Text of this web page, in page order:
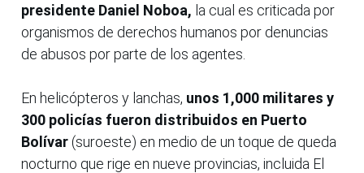
presidente Daniel Noboa, la cual es criticada por
organismos de derechos humanos por denuncias
de abusos por parte de los agentes.
En helicópteros y lanchas, unos 1,000 militares y
300 policías fueron distribuidos en Puerto
Bolívar (suroeste) en medio de un toque de queda
nocturno que rige en nueve provincias, incluida El